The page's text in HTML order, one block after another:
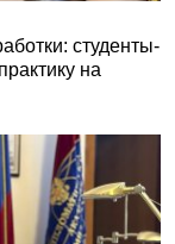
студенты-
на